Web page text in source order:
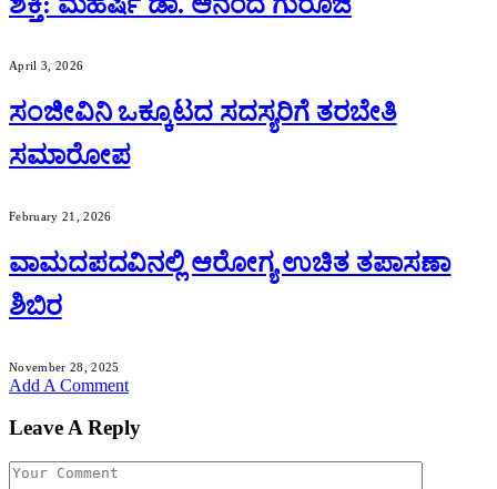
April 3, 2026
ಸಂಜೀವಿನಿ ಒಕ್ಕೂಟದ ಸದಸ್ಯರಿಗೆ ತರಬೇತಿ
ಸಮಾರೋಪ
February 21, 2026
ವಾಮದಪದವಿನಲ್ಲಿ ಆರೋಗ್ಯ ಉಚಿತ ತಪಾಸಣಾ
ಶಿಬಿರ
November 28, 2025
Add A Comment
Leave A Reply